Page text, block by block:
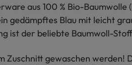
aus 100 % Bio-
gedämpftes Blau mit leicht
ist der beliebte Baumwoll-
Zuschnitt gewaschen